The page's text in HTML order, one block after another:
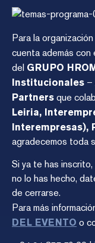
Para la
cuenta además con
del GRUPO
Institucionales –
Partners que
Leiria,
Interempresas),
agradecemos toda
Si ya te has
no lo has hecho,
de cerrarse.
Para más
DEL EVENTO o